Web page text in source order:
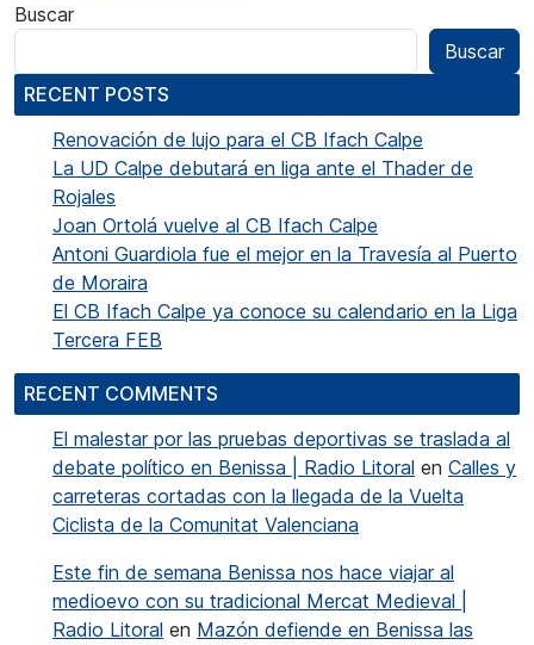
Buscar
Buscar
RECENT POSTS
Renovación de lujo para el CB Ifach Calpe
La UD Calpe debutará en liga ante el Thader de
Rojales
Joan Ortolá vuelve al CB Ifach Calpe
Antoni Guardiola fue el mejor en la Travesía al Puerto
de Moraira
El CB Ifach Calpe ya conoce su calendario en la Liga
Tercera FEB
RECENT COMMENTS
El malestar por las pruebas deportivas se traslada al
debate político en Benissa | Radio Litoral en Calles y
carreteras cortadas con la llegada de la Vuelta
Ciclista de la Comunitat Valenciana
Este fin de semana Benissa nos hace viajar al
medioevo con su tradicional Mercat Medieval |
Radio Litoral en Mazón defiende en Benissa las